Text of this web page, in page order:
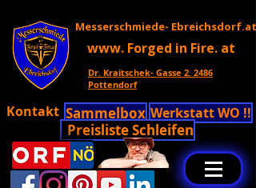
Messerschmiede- Ebreichsdorf.at
www. Forged in Fire. at
Dr. Kraitschek- Gasse 2. 2486
Pottendorf
Kontakt Sammelbox Werkstatt WO !!
Preisliste Schleifen